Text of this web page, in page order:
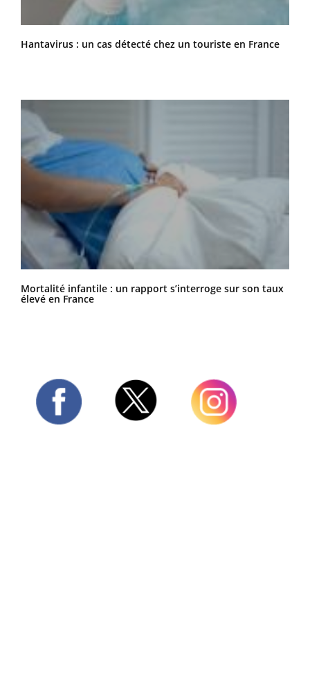
Hantavirus : un cas détecté chez un touriste en France
Mortalité infantile : un rapport s’interroge sur son taux
élevé en France